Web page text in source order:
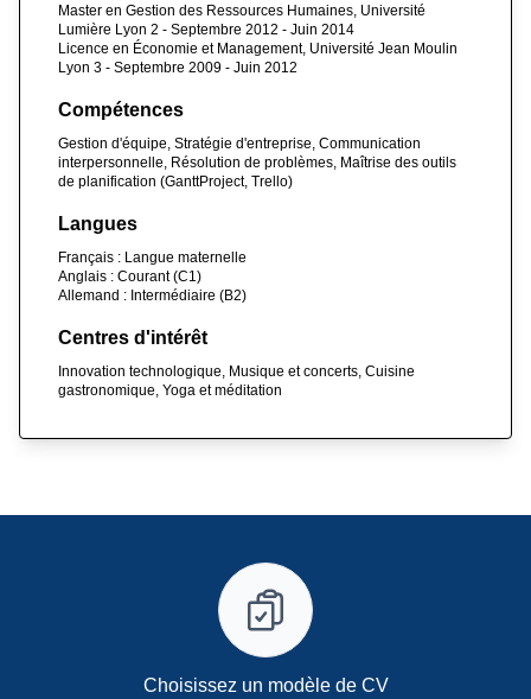
Master en Gestion des Ressources Humaines, Université
Lumière Lyon 2 - Septembre 2012 - Juin 2014
Licence en Économie et Management, Université Jean Moulin
Lyon 3 - Septembre 2009 - Juin 2012
Compétences
Gestion d'équipe, Stratégie d'entreprise, Communication
interpersonnelle, Résolution de problèmes, Maîtrise des outils
de planification (GanttProject, Trello)
Langues
Français : Langue maternelle
Anglais : Courant (C1)
Allemand : Intermédiaire (B2)
Centres d'intérêt
Innovation technologique, Musique et concerts, Cuisine
gastronomique, Yoga et méditation
Choisissez un modèle de CV